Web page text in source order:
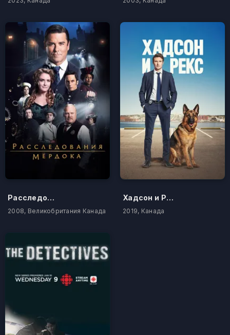
Расследования Мердока
2008, Великобритания Канада
Хадсон и Рекс
2019, Канада